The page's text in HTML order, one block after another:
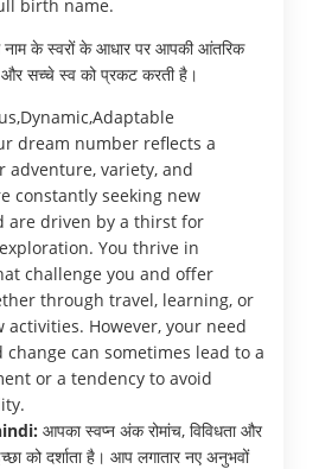
birth name.
के स्वरों के आधार पर आपकी आंतरिक
सच्चे स्व को प्रकट करती है।
dream number reflects a
adventure, variety, and
constantly seeking new
are driven by a thirst for
You thrive in
challenge you and offer
through travel, learning, or
activities. However, your need
can sometimes lead to a
or a tendency to avoid
आपका स्वप्न अंक रोमांच, विविधता और
को दर्शाता है। आप लगातार नए अनुभवों